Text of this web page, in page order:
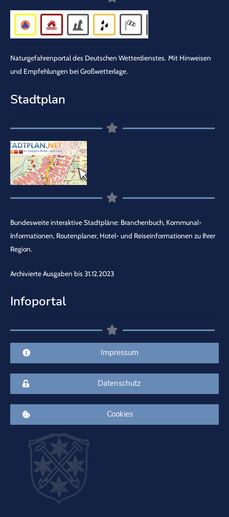
Naturgefahrenportal des Deutschen Wetterdienstes. Mit Hinweisen
und Empfehlungen bei Großwetterlage.
Stadtplan
Bundesweite interaktive Stadtpläne: Branchenbuch, Kommunal-
Informationen, Routenplaner, Hotel- und Reiseinformationen zu Ihrer
Region.
Archivierte Ausgaben bis 31.12.2023
Infoportal
Impressum
Datenschutz
Cookies